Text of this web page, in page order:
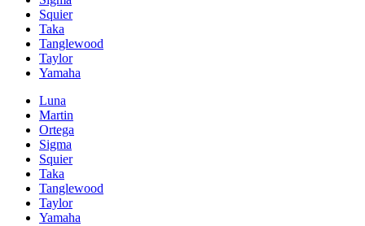
Squier
Taka
Tanglewood
Taylor
Yamaha
Luna
Martin
Ortega
Sigma
Squier
Taka
Tanglewood
Taylor
Yamaha